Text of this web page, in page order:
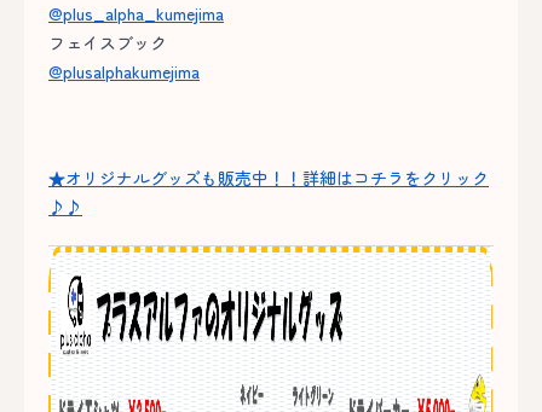
@plus_alpha_kumejima
フェイスブック
@plusalphakumejima
★オリジナルグッズも販売中！！詳細はコチラをクリック
♪♪